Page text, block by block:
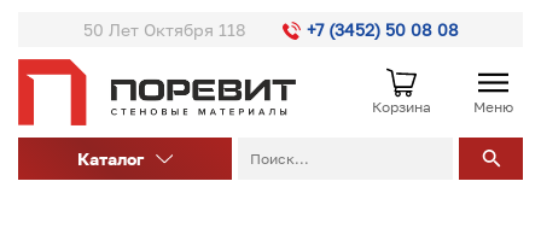
50 Лет Октября 118 +7 (3452) 50 08 08
Корзина Меню
Каталог